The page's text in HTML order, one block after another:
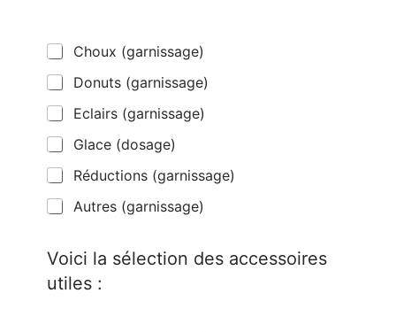
C
s
à
c
o
c
h
e
Choux (garnissage)
Donuts (garnissage)
Eclairs (garnissage)
Glace (dosage)
Réductions (garnissage)
Autres (garnissage)
Voici la sélection des accessoires
utiles :